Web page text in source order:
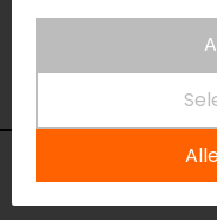
het product
Bekijk onze andere
Specificaties